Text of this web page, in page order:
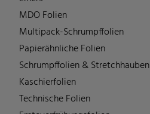
MDO Folien
Multipack-Schrumpffolien
Papierähnliche Folien
Schrumpffolien & Stretchhauben
Kaschierfolien
Technische Folien